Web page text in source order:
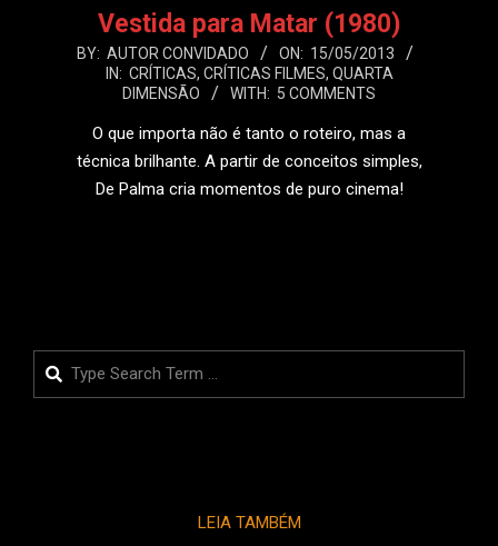
Vestida para Matar (1980)
2013-
BY: AUTOR CONVIDADO ON: 15/05/2013
IN: CRÍTICAS, CRÍTICAS FILMES, QUARTA
DIMENSÃO
WITH: 5 COMMENTS
O que importa não é tanto o roteiro, mas a
técnica brilhante. A partir de conceitos simples,
De Palma cria momentos de puro cinema!
Search
LEIA TAMBÉM